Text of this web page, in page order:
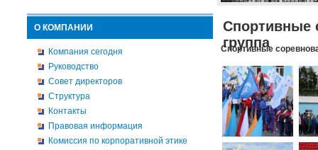
О КОМПАНИИ
Компания сегодня
Руководство
Совет директоров
Структура
Контакты
Правовая информация
Комиссия по корпоративной этике
Спортивные
группа
Спортивные